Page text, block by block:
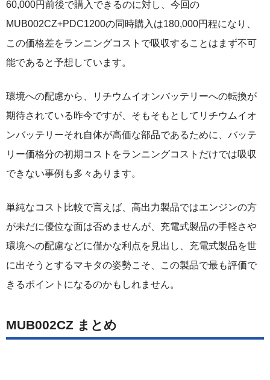
60,000円前後で購入できるのに対し、今回の
MUB002CZ+PDC1200の同時購入は180,000円程になり、
この価格差をランニングコストで吸収することはまず不可
能であると予想しています。
環境への配慮から、リチウムイオンバッテリーへの転換が
期待されている昨今ですが、そもそもとしてリチウムイオ
ンバッテリーそれ自体が高価な部品であるために、バッテ
リー価格分の初期コストをランニングコストだけでは吸収
できない事例も多々あります。
単純なコスト比較で言えば、高出力製品ではエンジンの方
が未だに優位な面は否めませんが、充電式製品の手軽さや
環境への配慮などに僅かな利点を見出し、充電式製品を世
に出そうとするマキタの姿勢こそ、この製品で最も評価で
きるポイントになるのかもしれません。
MUB002CZ まとめ